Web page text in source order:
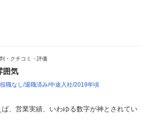
・クチコミ・評価
囲気
役職なし 退職済み 中途入社 2019年頃
、営業実績、いわゆる数字が神とされてい